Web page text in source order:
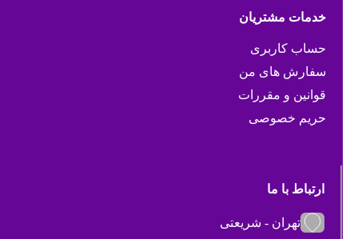
خدمات مشتریان
حساب کاربری
سفارش های من
قوانین و مقررات
حریم خصوصی
ارتباط با ما
تهران - شریعتی